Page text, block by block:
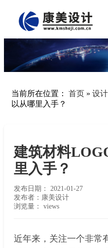
当前所在位置： 首页 » 设
以从哪里入手？
建筑材料
里入手？
发布日期： 2021-01-27
发布者：康美设计
浏览量： views
近年来，关注一个非常